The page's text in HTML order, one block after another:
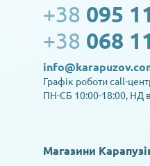
+38 095
+38 068
Графік роботи call-
ПН-СБ 10:00-18:00, НД
Магазини